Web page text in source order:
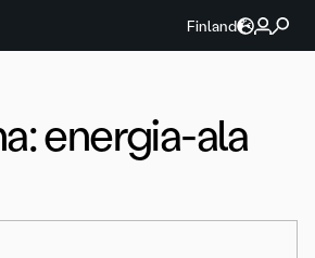
Finland
energia-ala